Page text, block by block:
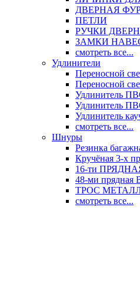
ДВЕРНАЯ
ПЕТЛИ
РУЧКИ
ЗАМКИ
смотреть все...
Удлинители
Переносной
Переносной
Удлинитель
Удлинитель
Удлинитель
смотреть все...
Шнуры
Резинка
Кручёная 3-х
16-ти
48-ми
ТРОС
смотреть все...